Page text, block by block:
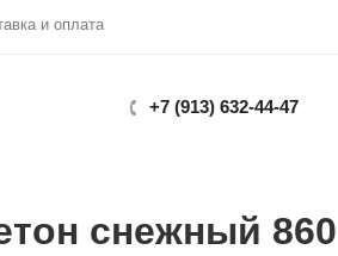
и оплата
+7 (913) 632-44-47
снежный 860